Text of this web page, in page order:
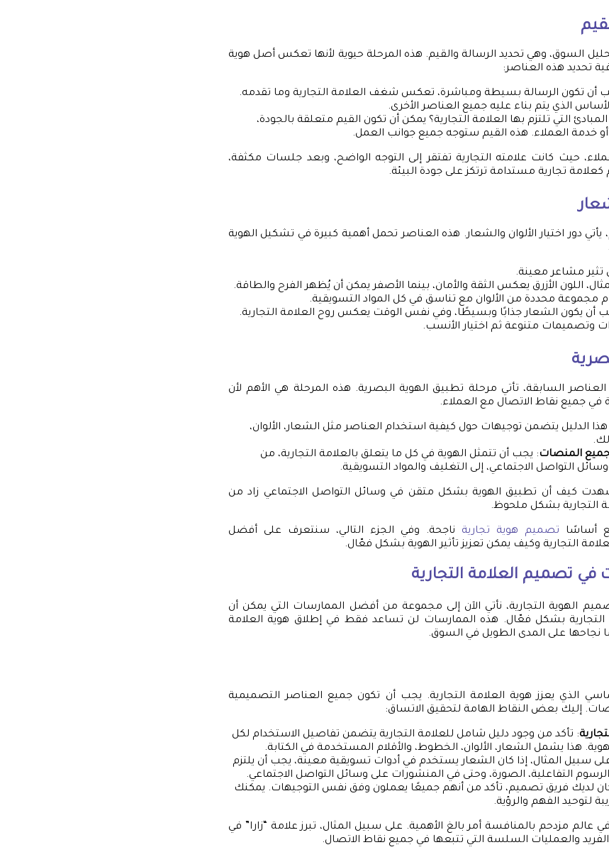
السوق، وهي تحديد الرسالة والقيم. هذه المرحلة حيوية لأنها تعكس أصل هوية
تحديد هذه العناصر:
أن تكون الرسالة بسيطة ومباشرة، تعكس شغف العلامة التجارية وما تقدمه.
الذي يتم بناء عليه جميع العناصر الأخرى.
التي تلتزم بها العلامة التجارية؟ يمكن أن تكون القيم متعلقة بالجودة،
أو خدمة العملاء. هذه القيم ستوجه جميع جوانب العمل.
حيث كانت علامته التجارية تفتقر إلى التوجه الواضح، وبعد جلسات مكثفة،
تجارية مستدامة ترتكز على جودة البيئة.
يأتي دور اختيار الألوان والشعار. هذه العناصر تحمل أهمية كبيرة في تشكيل الهوية
تثير مشاعر معينة.
اللون الأزرق يعكس الثقة والأمان، بينما الأصفر يمكن أن يُظهر الفرح والطاقة.
مجموعة محددة من الألوان مع تناسق في كل المواد التسويقية.
أن يكون الشعار جذابًا وبسيطًا، وفي نفس الوقت يعكس روح العلامة التجارية.
وتصميمات متنوعة ثم اختيار الأنسب.
السابقة، تأتي مرحلة تطبيق الهوية البصرية. هذه المرحلة هي الأهم لأن
في جميع نقاط الاتصال مع العملاء.
هذا الدليل يتضمن توجيهات حول كيفية استخدام العناصر مثل الشعار، الألوان،
المنصات: يجب أن تتمثل الهوية في كل ما يتعلق بالعلامة التجارية، من
التواصل الاجتماعي، إلى التغليف والمواد التسويقية.
كيف أن تطبيق الهوية بشكل متقن في وسائل التواصل الاجتماعي زاد من
التجارية بشكل ملحوظ.
أساسًا تصميم هوية تجارية ناجحة. وفي الجزء التالي، سنتعرف على أفضل
التجارية وكيف يمكن تعزيز تأثير الهوية بشكل فعّال.
تصميم العلامة التجارية
الهوية التجارية، نأتي الآن إلى مجموعة من أفضل الممارسات التي يمكن أن
التجارية بشكل فعّال. هذه الممارسات لن تساعد فقط في إطلاق هوية العلامة
نجاحها على المدى الطويل في السوق.
الذي يعزز هوية العلامة التجارية. يجب أن تكون جميع العناصر التصميمية
إليك بعض النقاط الهامة لتحقيق الاتساق:
: تأكد من وجود دليل شامل للعلامة التجارية يتضمن تفاصيل الاستخدام لكل
هذا يشمل الشعار، الألوان، الخطوط، والأقلام المستخدمة في الكتابة.
سبيل المثال، إذا كان الشعار يستخدم في أدوات تسويقية معينة، يجب أن يلتزم
التفاعلية، الصورة، وحتى في المنشورات على وسائل التواصل الاجتماعي.
كان لديك فريق تصميم، تأكد من أنهم جميعًا يعملون وفق نفس التوجيهات. يمكنك
لتوحيد الفهم والرؤية.
في عالم مزدحم بالمنافسة أمر بالغ الأهمية. على سبيل المثال، تبرز علامة “زارا” في
والعمليات السلسة التي تتبعها في جميع نقاط الاتصال.